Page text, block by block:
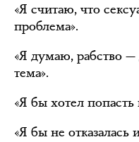
«Я считаю, что
проблема».
«Я думаю, рабство —
тема».
«Я бы хотел
«Я бы не отказалась